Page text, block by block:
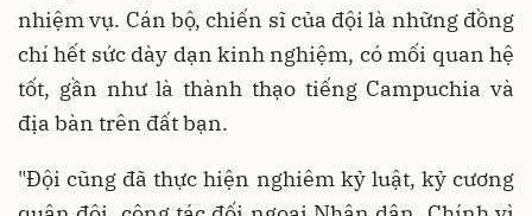
nhiệm vụ. Cán bộ, chiến sĩ của đội là những đồng
chí hết sức dày dạn kinh nghiệm, có mối quan hệ
tốt, gần như là thành thạo tiếng Campuchia và
địa bàn trên đất bạn.
"Đội cũng đã thực hiện nghiêm kỷ luật, kỷ cương